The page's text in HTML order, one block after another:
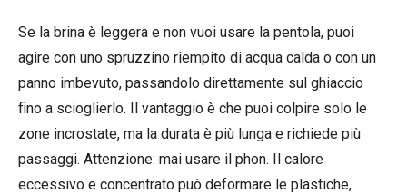
Se la brina è leggera e non vuoi usare la pentola, puoi
agire con uno spruzzino riempito di acqua calda o con un
panno imbevuto, passandolo direttamente sul ghiaccio
fino a scioglierlo. Il vantaggio è che puoi colpire solo le
zone incrostate, ma la durata è più lunga e richiede più
passaggi. Attenzione: mai usare il phon. Il calore
eccessivo e concentrato può deformare le plastiche,